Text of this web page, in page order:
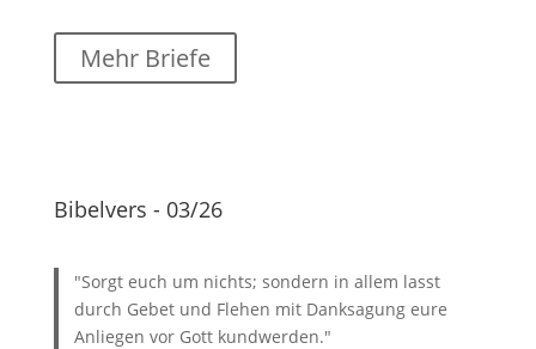
Mehr Briefe
Bibelvers - 03/26
"Sorgt euch um nichts; sondern in allem lasst
durch Gebet und Flehen mit Danksagung eure
Anliegen vor Gott kundwerden."